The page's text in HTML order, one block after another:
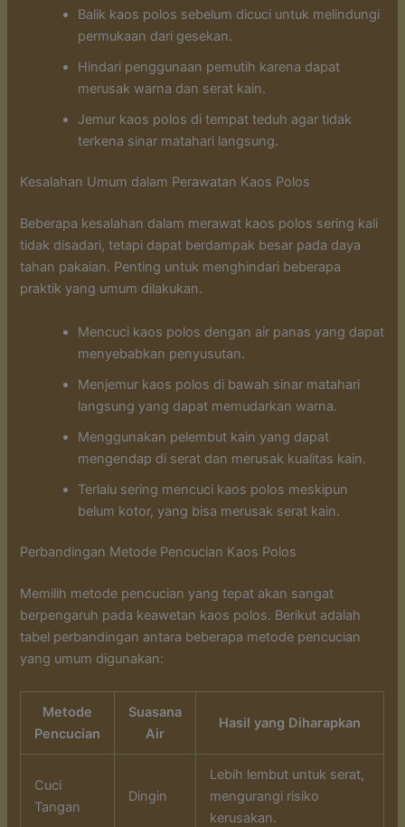
Balik kaos polos sebelum dicuci untuk melindungi
permukaan dari gesekan.
Hindari penggunaan pemutih karena dapat
merusak warna dan serat kain.
Jemur kaos polos di tempat teduh agar tidak
terkena sinar matahari langsung.
Kesalahan Umum dalam Perawatan Kaos Polos
Beberapa kesalahan dalam merawat kaos polos sering kali
tidak disadari, tetapi dapat berdampak besar pada daya
tahan pakaian. Penting untuk menghindari beberapa
praktik yang umum dilakukan.
Mencuci kaos polos dengan air panas yang dapat
menyebabkan penyusutan.
Menjemur kaos polos di bawah sinar matahari
langsung yang dapat memudarkan warna.
Menggunakan pelembut kain yang dapat
mengendap di serat dan merusak kualitas kain.
Terlalu sering mencuci kaos polos meskipun
belum kotor, yang bisa merusak serat kain.
Perbandingan Metode Pencucian Kaos Polos
Memilih metode pencucian yang tepat akan sangat
berpengaruh pada keawetan kaos polos. Berikut adalah
tabel perbandingan antara beberapa metode pencucian
yang umum digunakan:
Metode
Pencucian
Suasana
Air
Hasil yang Diharapkan
Cuci
Tangan
Dingin
Lebih lembut untuk serat,
mengurangi risiko
kerusakan.